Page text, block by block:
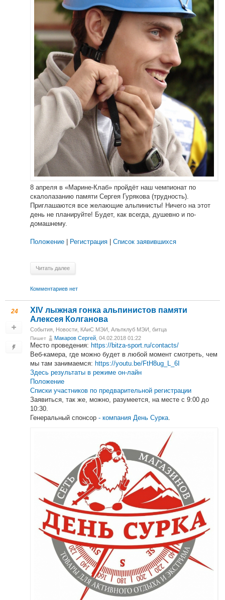
8 апреля в «Марине-Клаб» пройдёт наш чемпионат по
скалолазанию памяти Сергея Гурякова (трудность).
Приглашаются все желающие альпинисты! Ничего на этот
день не планируйте! Будет, как всегда, душевно и по-
домашнему.
Положение Регистрация Список заявившихся
Читать далее
Комментариев нет
24
XIV лыжная гонка альпинистов памяти
Алексея Колганова
События Новости КАиС МЭИ Альпклуб МЭИ битца
Пишет Макаров Сергей , 04.02.2018 01:22
Место проведения: https://bitza-sport.ru/contacts/
Веб-камера, где можно будет в любой момент смотреть, чем
мы там занимаемся: https://youtu.be/FtH8ug_L_6I
Здесь результаты в режиме он-лайн
Положение
Списки участников по предварительной регистрации
Заявиться, так же, можно, разумеется, на месте с 9:00 до
10:30.
Генеральный спонсор - компания День Сурка.